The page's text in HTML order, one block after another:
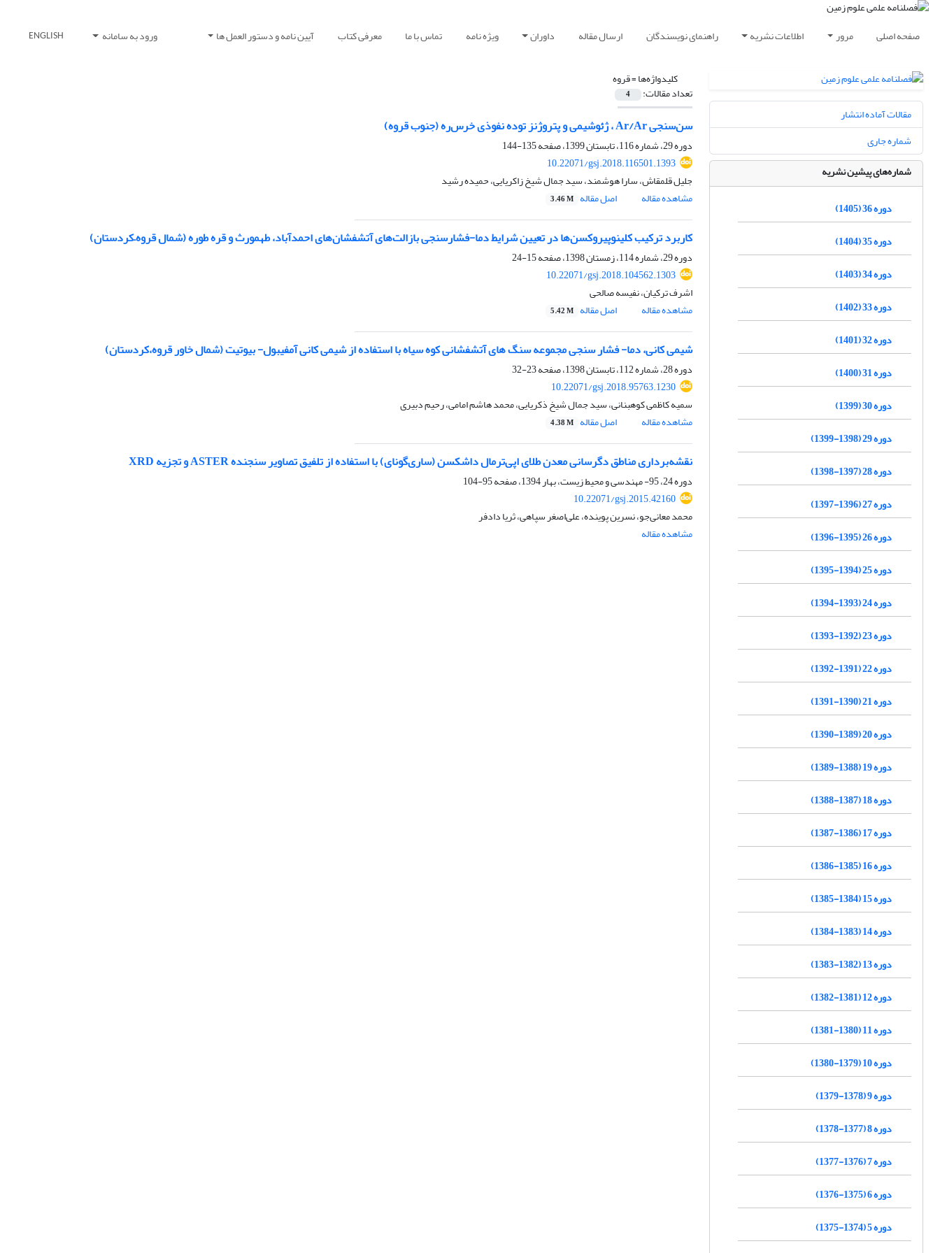
صفحه اصلی مرور اطلاعات نشریه راهنمای نویسندگان ارسال مقاله داوران ویژه نامه تماس با ما معرفی کتاب آیین نامه و دستور العمل ها ورود به سامانه ENGLISH
کلیدواژه‌ها =قروه
تعداد مقالات: 4
سن‌سنجی Ar/Ar ، ژئوشیمی ‌‌و پتروژنز توده‌ نفوذی خرس‌ره (جنوب قروه)
دوره 29، شماره 116، تابستان 1399، صفحه
135-144
10.22071/gsj.2018.116501.1393
جلیل قلمقاش، سارا هوشمند، سید جمال شیخ زاکریایی، حمیده رشید
مشاهده مقاله
اصل مقاله 3.46 M
کاربرد ترکیب کلینوپیروکسن‌ها در تعیین شرایط دما-فشارسنجی بازالت‌های آتشفشان‌های احمدآباد، طهمورث و قره طوره (شمال قروه–کردستان)
دوره 29، شماره 114، زمستان 1398، صفحه
15-24
10.22071/gsj.2018.104562.1303
اشرف ترکیان، نفیسه صالحی
مشاهده مقاله
اصل مقاله 5.42 M
شیمی کانی، دما- فشار سنجی مجموعه سنگ های آتشفشانی کوه سیاه با استفاده از شیمی کانی آمفیبول- بیوتیت (شمال خاور قروه،کردستان)
دوره 28، شماره 112، تابستان 1398، صفحه
23-32
10.22071/gsj.2018.95763.1230
سمیه کاظمی کوهبنانی، سید جمال شیخ ذکریایی، محمد هاشم امامی، رحیم دبیری
مشاهده مقاله
اصل مقاله 4.38 M
نقشه‌برداری مناطق دگرسانی معدن طلای اپی‌ترمال داشکسن (ساری‌گونای) با استفاده از تلفیق تصاویر سنجنده ASTER و تجزیه XRD
دوره 24، 95- مهندسی و محیط زیست، بهار 1394، صفحه
95-104
10.22071/gsj.2015.42160
محمد معانی‌جو، نسرین پوینده، علی‌اصغر سپاهی، ثریا دادفر
مشاهده مقاله
مقالات آماده انتشار
شماره جاری
شماره‌های پیشین نشریه
دوره 36 (1405)
دوره 35 (1404)
دوره 34 (1403)
دوره 33 (1402)
دوره 32 (1401)
دوره 31 (1400)
دوره 30 (1399)
دوره 29 (1398-1399)
دوره 28 (1397-1398)
دوره 27 (1396-1397)
دوره 26 (1395-1396)
دوره 25 (1394-1395)
دوره 24 (1393-1394)
دوره 23 (1392-1393)
دوره 22 (1391-1392)
دوره 21 (1390-1391)
دوره 20 (1389-1390)
دوره 19 (1388-1389)
دوره 18 (1387-1388)
دوره 17 (1386-1387)
دوره 16 (1385-1386)
دوره 15 (1384-1385)
دوره 14 (1383-1384)
دوره 13 (1382-1383)
دوره 12 (1381-1382)
دوره 11 (1380-1381)
دوره 10 (1379-1380)
دوره 9 (1378-1379)
دوره 8 (1377-1378)
دوره 7 (1376-1377)
دوره 6 (1375-1376)
دوره 5 (1374-1375)